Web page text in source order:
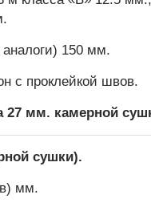
150 мм.
с проклейкой швов.
27 мм. камерной
сушки).
мм.